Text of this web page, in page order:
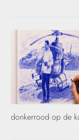
donkerrood op de